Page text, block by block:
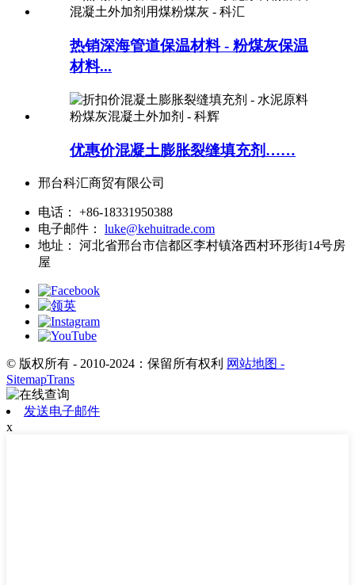
热销深海管道保温材料 - 粉煤灰保温
材料...
优惠价混凝土膨胀裂缝填充剂……
邢台科汇商贸有限公司
电话：
+86-18331950388
电子邮件：
luke@kehuitrade.com
地址：
河北省邢台市信都区李村镇洛西村环形街14号房
屋
© 版权所有 - 2010-2024：保留所有权利 网站地图 -
SitemapTrans
发送电子邮件
x